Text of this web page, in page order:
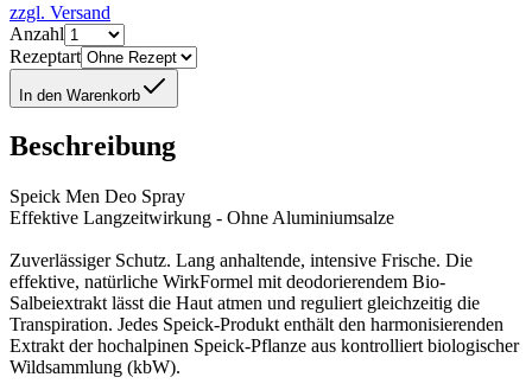
zzgl. Versand
Anzahl
Rezeptart
In den Warenkorb
Beschreibung
Speick Men Deo Spray
Effektive Langzeitwirkung - Ohne Aluminiumsalze
Zuverlässiger Schutz. Lang anhaltende, intensive Frische. Die
effektive, natürliche WirkFormel mit deodorierendem Bio-
Salbeiextrakt lässt die Haut atmen und reguliert gleichzeitig die
Transpiration. Jedes Speick-Produkt enthält den harmonisierenden
Extrakt der hochalpinen Speick-Pflanze aus kontrolliert biologischer
Wildsammlung (kbW).